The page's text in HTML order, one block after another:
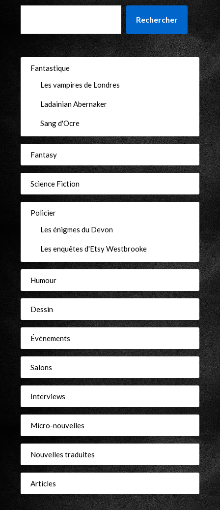
Rechercher
Fantastique
Les vampires de Londres
Ladainian Abernaker
Sang d'Ocre
Fantasy
Science Fiction
Policier
Les énigmes du Devon
Les enquêtes d'Etsy Westbrooke
Humour
Dessin
Événements
Salons
Interviews
Micro-nouvelles
Nouvelles traduites
Articles